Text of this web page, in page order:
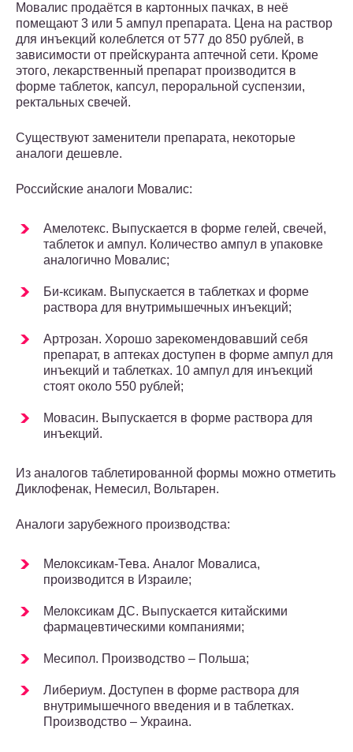
Мовалис продаётся в картонных пачках, в неё
помещают 3 или 5 ампул препарата. Цена на раствор
для инъекций колеблется от 577 до 850 рублей, в
зависимости от прейскуранта аптечной сети. Кроме
этого, лекарственный препарат производится в
форме таблеток, капсул, пероральной суспензии,
ректальных свечей.
Существуют заменители препарата, некоторые
аналоги дешевле.
Российские аналоги Мовалис:
Амелотекс. Выпускается в форме гелей, свечей,
таблеток и ампул. Количество ампул в упаковке
аналогично Мовалис;
Би-ксикам. Выпускается в таблетках и форме
раствора для внутримышечных инъекций;
Артрозан. Хорошо зарекомендовавший себя
препарат, в аптеках доступен в форме ампул для
инъекций и таблетках. 10 ампул для инъекций
стоят около 550 рублей;
Мовасин. Выпускается в форме раствора для
инъекций.
Из аналогов таблетированной формы можно отметить
Диклофенак, Немесил, Вольтарен.
Аналоги зарубежного производства:
Мелоксикам-Тева. Аналог Мовалиса,
производится в Израиле;
Мелоксикам ДС. Выпускается китайскими
фармацевтическими компаниями;
Месипол. Производство – Польша;
Либериум. Доступен в форме раствора для
внутримышечного введения и в таблетках.
Производство – Украина.